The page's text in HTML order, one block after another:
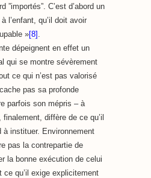
”importés”. C’est d’abord un
l’enfant, qu’il doit avoir
»[8] .
dépeignent en effet un
qui se montre sévèrement
ce qui n’est pas valorisé
pas sa profonde
parfois son mépris – à
finalement, diffère de ce qu’il
à instituer. Environnement
pas la contrepartie de
la bonne exécution de celui
qu’il exige explicitement